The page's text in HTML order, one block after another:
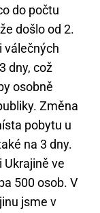
do počtu
došlo od 2.
válečných
dny, což
osobně
Změna
pobytu u
na 3 dny.
Ukrajině ve
500 osob. V
jsme v